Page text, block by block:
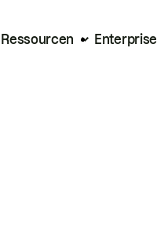
Ressourcen Enterprise